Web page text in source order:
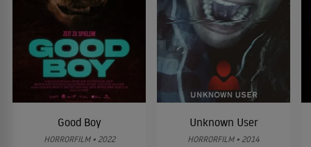
Good Boy
HORRORFILM • 2022
Unknown User
HORRORFILM • 2014